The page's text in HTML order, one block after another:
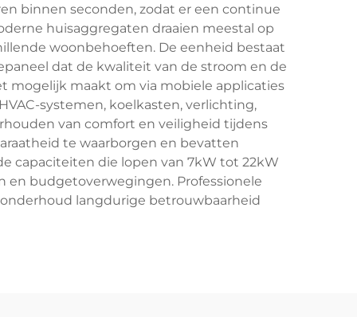
binnen seconden, zodat er een continue
huisaggregaten draaien meestal op
woonbehoeften. De eenheid bestaat
dat de kwaliteit van de stroom en de
mogelijk maakt om via mobiele applicaties
systemen, koelkasten, verlichting,
van comfort en veiligheid tijdens
te waarborgen en bevatten
capaciteiten die lopen van 7kW tot 22kW
budgetoverwegingen. Professionele
langdurige betrouwbaarheid